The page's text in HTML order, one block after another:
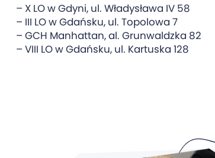
– X LO w Gdyni, ul. Władysława IV 58
– III LO w Gdańsku, ul. Topolowa 7
– GCH Manhattan, al. Grunwaldzka 82
– VIII LO w Gdańsku, ul. Kartuska 128